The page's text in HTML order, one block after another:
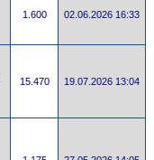
1.600 02.06.2026 16:33
15.470 19.07.2026 13:04